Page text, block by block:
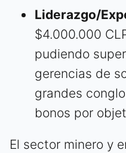
Liderazgo/
$4.000.000
pudiendo
gerencias de
grandes
bonos por
El sector minero y